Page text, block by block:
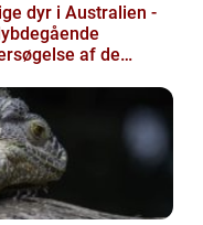
dyr i Australien -
af de